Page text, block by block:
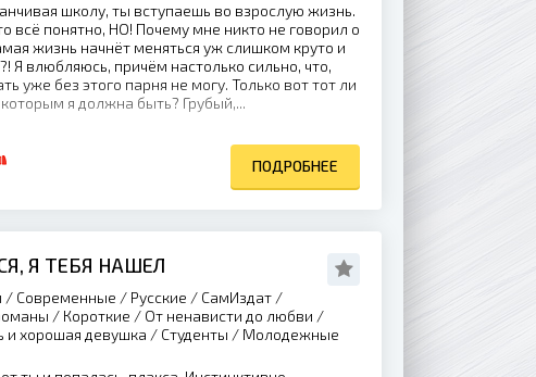
школу, ты вступаешь во взрослую жизнь.
всё понятно, НО! Почему мне никто не говорил о
жизнь начнёт меняться уж слишком круто и
Я влюбляюсь, причём настолько сильно, что,
уже без этого парня не могу. Только вот тот ли
я должна быть? Грубый,...
ПОДРОБНЕЕ
Я ТЕБЯ НАШЕЛ
/ Современные / Русские / СамИздат /
/ Короткие / От ненависти до любви /
и хорошая девушка / Студенты / Молодежные